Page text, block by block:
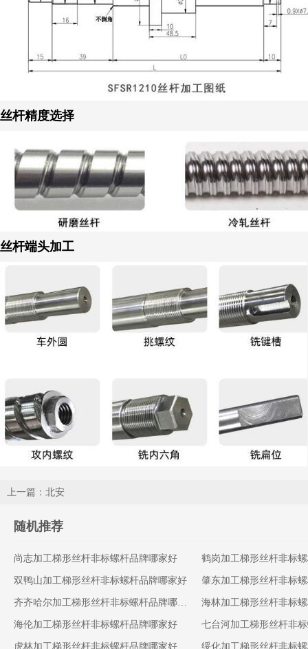
丝杆精度选择
丝杆端头加工
上一篇：北安
随机推荐
尚志加工梯形丝杆非标螺杆品牌哪家好 鹤岗加工梯形丝杆非标
双鸭山加工梯形丝杆非标螺杆品牌哪家好 肇东加工梯形丝杆非标
齐齐哈尔加工梯形丝杆非标螺杆品牌哪家好 海林加工梯形丝杆非标
海伦加工梯形丝杆非标螺杆品牌哪家好 七台河加工梯形丝杆非
虎林加工梯形丝杆非标螺杆品牌哪家好 绥化加工梯形丝杆非标